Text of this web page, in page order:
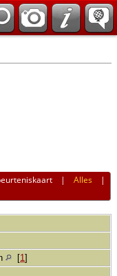
|Alles |
[1 ]